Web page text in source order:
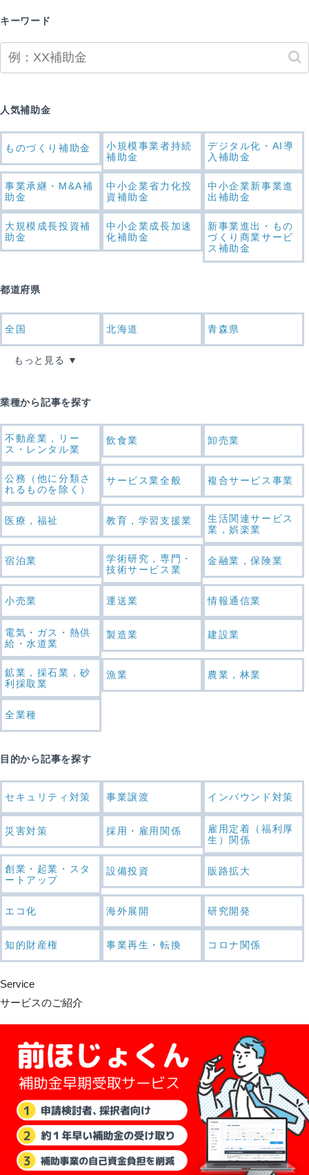
キーワード
人気補助金
ものづくり補助金
小規模事業者持続
補助金
デジタル化・AI導
入補助金
事業承継・M&A補
助金
中小企業省力化投
資補助金
中小企業新事業進
出補助金
大規模成長投資補
助金
中小企業成長加速
化補助金
新事業進出・もの
づくり商業サービ
ス補助金
都道府県
全国 北海道 青森県
もっと見る
業種から記事を探す
不動産業，リー
ス・レンタル業
飲食業 卸売業
公務（他に分類さ
れるものを除く）
サービス業全般 複合サービス事業
医療，福祉 教育，学習支援業
生活関連サービス
業，娯楽業
宿泊業
学術研究，専門・
技術サービス業
金融業，保険業
小売業 運送業 情報通信業
電気・ガス・熱供
給・水道業
製造業 建設業
鉱業，採石業，砂
利採取業
漁業 農業，林業
全業種
目的から記事を探す
セキュリティ対策 事業譲渡 インバウンド対策
災害対策 採用・雇用関係
雇用定着（福利厚
生）関係
創業・起業・スタ
ートアップ
設備投資 販路拡大
エコ化 海外展開 研究開発
知的財産権 事業再生・転換 コロナ関係
Service
サービスのご紹介